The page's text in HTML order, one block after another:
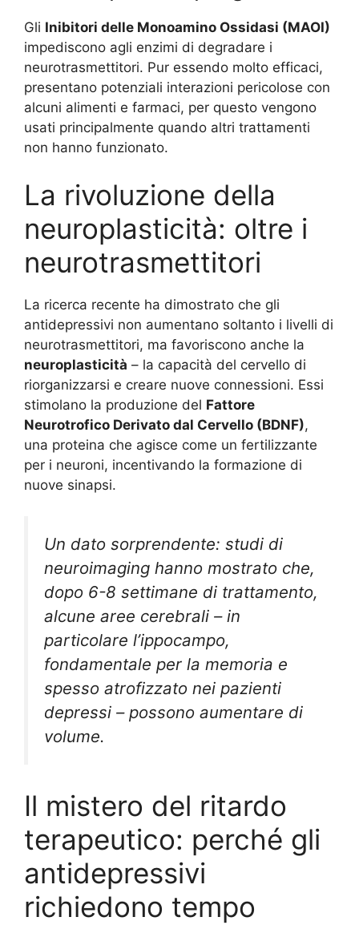
Gli Inibitori delle Monoamino Ossidasi (MAOI)
impediscono agli enzimi di degradare i
neurotrasmettitori. Pur essendo molto efficaci,
presentano potenziali interazioni pericolose con
alcuni alimenti e farmaci, per questo vengono
usati principalmente quando altri trattamenti
non hanno funzionato.
La rivoluzione della
neuroplasticità: oltre i
neurotrasmettitori
La ricerca recente ha dimostrato che gli
antidepressivi non aumentano soltanto i livelli di
neurotrasmettitori, ma favoriscono anche la
neuroplasticità – la capacità del cervello di
riorganizzarsi e creare nuove connessioni. Essi
stimolano la produzione del Fattore
Neurotrofico Derivato dal Cervello (BDNF),
una proteina che agisce come un fertilizzante
per i neuroni, incentivando la formazione di
nuove sinapsi.
Un dato sorprendente: studi di
neuroimaging hanno mostrato che,
dopo 6-8 settimane di trattamento,
alcune aree cerebrali – in
particolare l’ippocampo,
fondamentale per la memoria e
spesso atrofizzato nei pazienti
depressi – possono aumentare di
volume.
Il mistero del ritardo
terapeutico: perché gli
antidepressivi
richiedono tempo